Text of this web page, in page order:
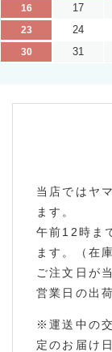
16
17
23
24
30
31
当店ではヤ
ます。
午前12時ま
ます。（在
ご注文日が
営業日の出
※運送中の
定のお届け